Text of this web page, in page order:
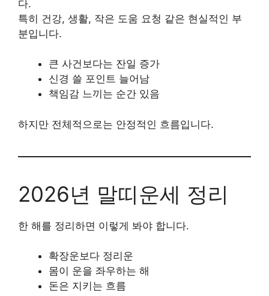
다.
특히 건강, 생활, 작은 도움 요청 같은 현실적인 부
분입니다.
큰 사건보다는 잔일 증가
신경 쓸 포인트 늘어남
책임감 느끼는 순간 있음
하지만 전체적으로는 안정적인 흐름입니다.
2026년 말띠운세 정리
한 해를 정리하면 이렇게 봐야 합니다.
확장운보다 정리운
몸이 운을 좌우하는 해
돈은 지키는 흐름